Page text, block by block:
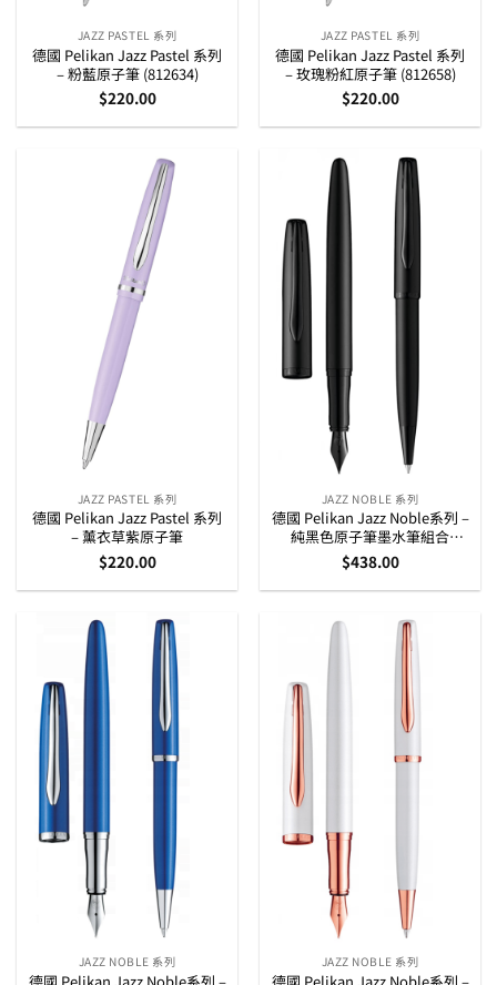
JAZZ PASTEL 系列
德國 Pelikan Jazz Pastel 系列
– 粉藍原子筆 (812634)
$220.00
JAZZ PASTEL 系列
德國 Pelikan Jazz Pastel 系列
– 玫瑰粉紅原子筆 (812658)
$220.00
JAZZ PASTEL 系列
德國 Pelikan Jazz Pastel 系列
– 薰衣草紫原子筆
$220.00
JAZZ NOBLE 系列
德國 Pelikan Jazz Noble系列 –
純黑色原子筆墨水筆組合
(821896)
$438.00
JAZZ NOBLE 系列 JAZZ NOBLE 系列